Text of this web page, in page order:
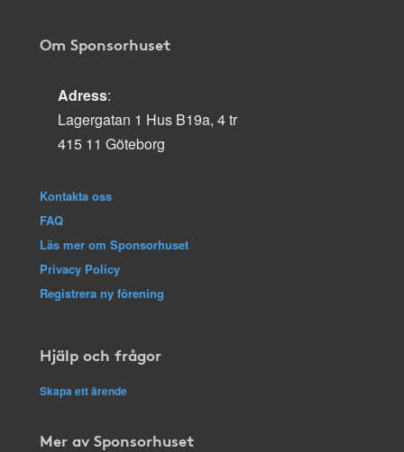
Om Sponsorhuset
Adress:
Lagergatan 1 Hus B19a, 4 tr
415 11 Göteborg
Kontakta oss
FAQ
Läs mer om Sponsorhuset
Privacy Policy
Registrera ny förening
Hjälp och frågor
Skapa ett ärende
Mer av Sponsorhuset